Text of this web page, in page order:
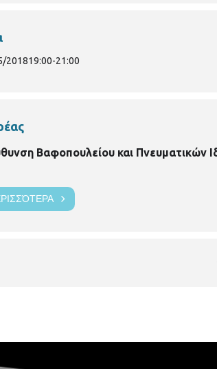
201819:00-21:00
Βαφοπουλείου και